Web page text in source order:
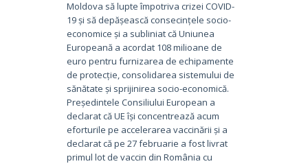
Moldova să lupte împotriva crizei COVID-
19 și să depășească consecințele socio-
economice și a subliniat că Uniunea
Europeană a acordat 108 milioane de
euro pentru furnizarea de echipamente
de protecție, consolidarea sistemului de
sănătate și sprijinirea socio-economică.
Președintele Consiliului European a
declarat că UE își concentrează acum
eforturile pe accelerarea vaccinării și a
declarat că pe 27 februarie a fost livrat
primul lot de vaccin din România cu